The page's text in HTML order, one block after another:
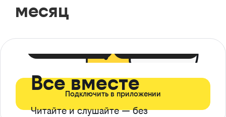
месяц
Все вместе
Читайте и слушайте — без
Подключить в приложении